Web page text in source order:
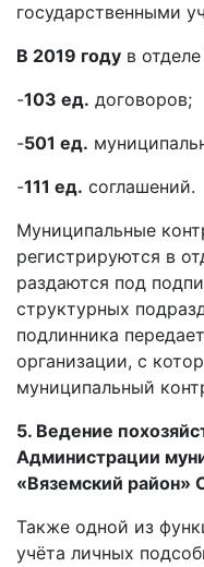
государственными
В 2019 году в
-103 ед. договоров;
-501 ед.
-111 ед. соглашений.
Муниципальные
регистрируются в
раздаются под
структурных
подлинника
организации, с
муниципальный
5. Ведение
Администрации
«Вяземский район»
Также одной из
учёта личных